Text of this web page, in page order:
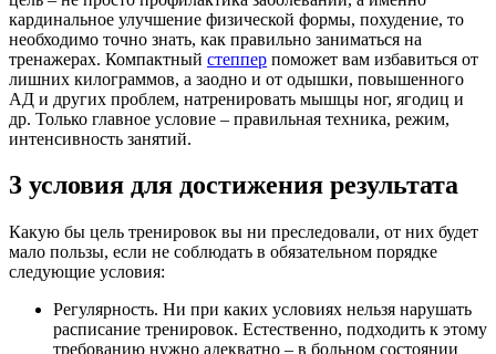
кардинальное улучшение физической формы, похудение, то
необходимо точно знать, как правильно заниматься на
тренажерах. Компактный степпер поможет вам избавиться от
лишних килограммов, а заодно и от одышки, повышенного
АД и других проблем, натренировать мышцы ног, ягодиц и
др. Только главное условие – правильная техника, режим,
интенсивность занятий.
3 условия для достижения результата
Какую бы цель тренировок вы ни преследовали, от них будет
мало пользы, если не соблюдать в обязательном порядке
следующие условия:
Регулярность. Ни при каких условиях нельзя нарушать
расписание тренировок. Естественно, подходить к этому
требованию нужно адекватно – в больном состоянии